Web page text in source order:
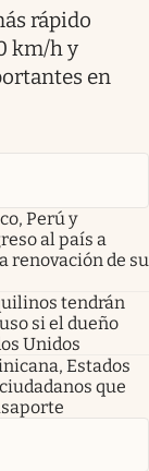
rápido
km/h y
en
Perú y
al país a
renovación de su
tendrán
si el dueño
Unidos
Estados
que